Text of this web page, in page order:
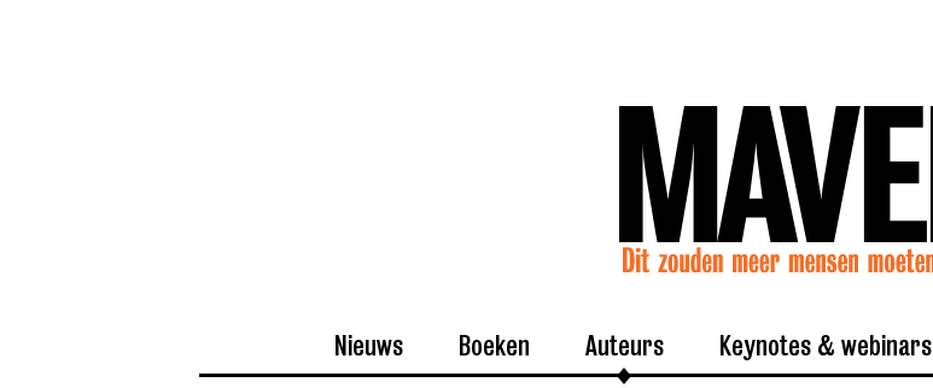
Nieuws Boeken Auteurs Keynotes & webinars